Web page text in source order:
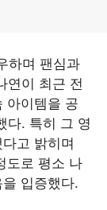
하며 팬심과
연이 최근 전
아이템을 공
다. 특히 그 영
고 밝히며
도로 평소 나
입증했다.